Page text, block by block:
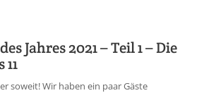
Jahres 2021 – Teil 1 – Die
soweit! Wir haben ein paar Gäste